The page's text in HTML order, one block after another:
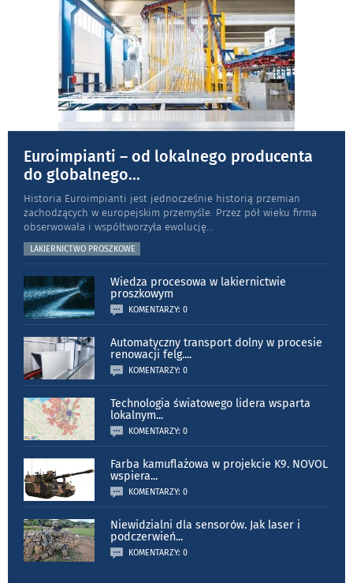
Euroimpianti – od lokalnego producenta
do globalnego...
Historia Euroimpianti jest jednocześnie historią przemian
zachodzących w europejskim przemyśle. Przez pół wieku firma
obserwowała i współtworzyła ewolucję
LAKIERNICTWO PROSZKOWE
Wiedza procesowa w lakiernictwie
proszkowym
KOMENTARZY: 0
Automatyczny transport dolny w procesie
renowacji felg....
KOMENTARZY: 0
Technologia światowego lidera wsparta
lokalnym...
KOMENTARZY: 0
Farba kamuflażowa w projekcie K9. NOVOL
wspiera...
KOMENTARZY: 0
Niewidzialni dla sensorów. Jak laser i
podczerwień...
KOMENTARZY: 0